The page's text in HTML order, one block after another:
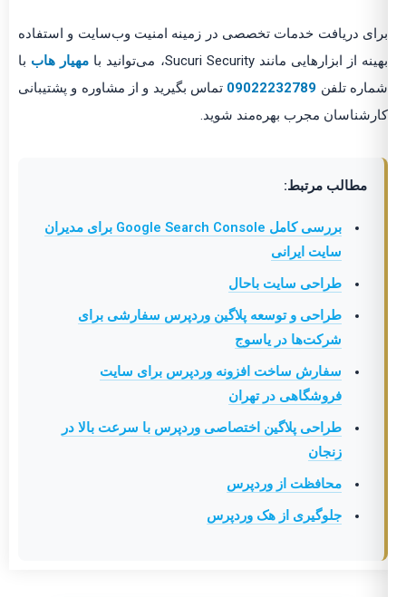
برای دریافت خدمات تخصصی در زمینه امنیت وب‌سایت و استفاده
بهینه از ابزارهایی مانند Sucuri Security، می‌توانید با
مهیار هاب با
شماره تلفن 09022232789 تماس بگیرید و از مشاوره و پشتیبانی
کارشناسان مجرب بهره‌مند شوید.
مطالب مرتبط:
بررسی کامل Google Search Console برای مدیران
سایت ایرانی
طراحی سایت باحال
طراحی و توسعه پلاگین وردپرس سفارشی برای
شرکت‌ها در یاسوج
سفارش ساخت افزونه وردپرس برای سایت
فروشگاهی در تهران
طراحی پلاگین اختصاصی وردپرس با سرعت بالا در
زنجان
محافظت از وردپرس
جلوگیری از هک وردپرس